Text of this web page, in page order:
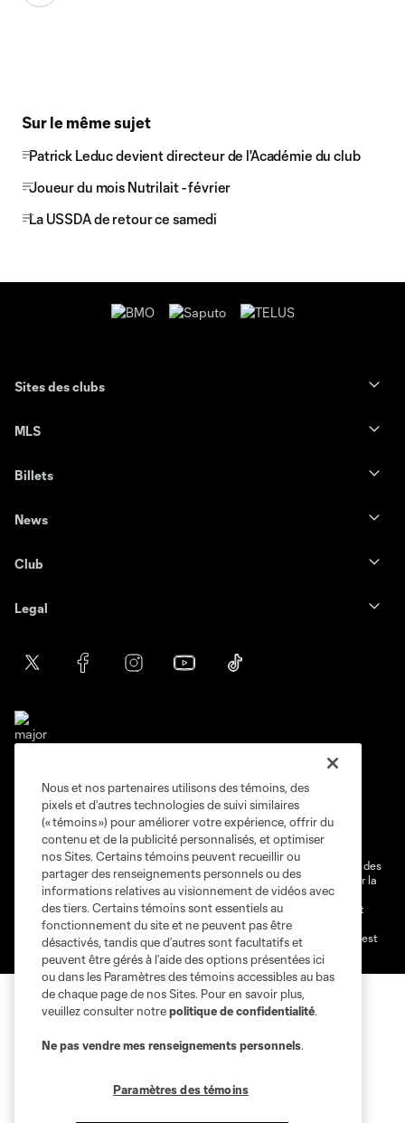
Sur le même sujet
Patrick Leduc devient directeur de l'Académie du club
Joueur du mois Nutrilait - février
La USSDA de retour ce samedi
Sites des clubs
MLS
Billets
News
Club
Legal
Conditions d'utilisation
Politique de confidentialité
Ne vendez pas et ne partagez pas mes information personnelles.
Paramètres des témoins
@2026 MLS. Le nom et l'écusson Major League Soccer et MLS sont des
marques déposées de Major League Soccer, LLC (“MLS”) protégés par la
loi. Les noms et les logos des différentes équipes de MLS sont des
marques déposées ou des marques de droit commun de MLS ou sont
utilisées avec l’autorisation ou l'accord tacite préalable de leurs
propriétaires. Toute l’utilisation de leurs noms et logos non-autorisée est
par conséquent prohibée est interdite.
Nous et nos partenaires utilisons des témoins, des
pixels et d’autres technologies de suivi similaires
(« témoins ») pour améliorer votre expérience, offrir du
contenu et de la publicité personnalisés, et optimiser
nos Sites. Certains témoins peuvent recueillir ou
partager des renseignements personnels ou des
informations relatives au visionnement de vidéos avec
des tiers. Certains témoins sont essentiels au
fonctionnement du site et ne peuvent pas être
désactivés, tandis que d’autres sont facultatifs et
peuvent être gérés à l’aide des options présentées ici
ou dans les Paramètres des témoins accessibles au bas
de chaque page de nos Sites. Pour en savoir plus,
veuillez consulter notrepolitique de confidentialité.
Ne pas vendre mes renseignements personnels.
Paramètres des témoins